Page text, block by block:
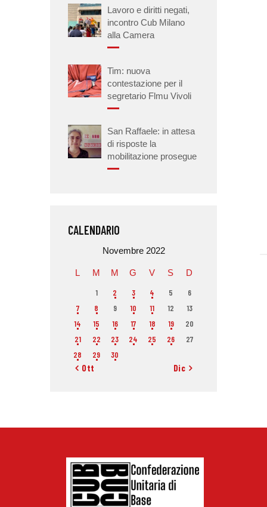
Lavoro e diritti negati,
incontro Cub Milano
alla Camera
Tim: nuova
contestazione per il
segretario Flmu Vivoli
San Raffaele: in attesa
di risposte la
mobilitazione prosegue
CALENDARIO
Novembre 2022
L M M G V S D
1 2 3 4 5
6
7
8 9 10 11 12
13
14
15 16 17 18 19
20
21
22 23 24 25 26
27
28
29 30
« Ott Dic »